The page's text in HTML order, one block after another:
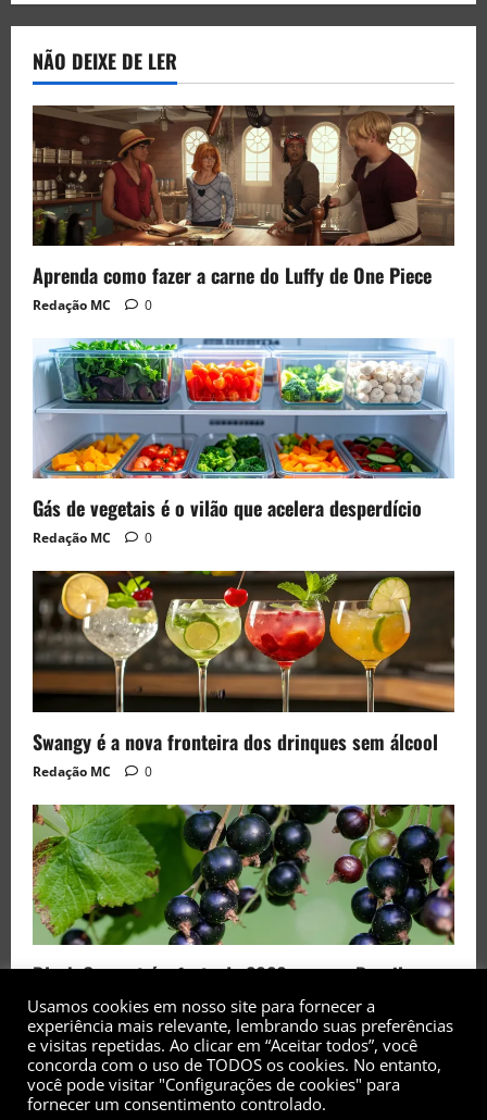
NÃO DEIXE DE LER
Aprenda como fazer a carne do Luffy de One Piece
Redação MC 0
Gás de vegetais é o vilão que acelera desperdício
Redação MC 0
Swangy é a nova fronteira dos drinques sem álcool
Redação MC 0
Black Currant é a fruta de 2026 rara no Brasil
Redação MC 0
Usamos cookies em nosso site para fornecer a
experiência mais relevante, lembrando suas preferências
e visitas repetidas. Ao clicar em “Aceitar todos”, você
concorda com o uso de TODOS os cookies. No entanto,
você pode visitar "Configurações de cookies" para
fornecer um consentimento controlado.